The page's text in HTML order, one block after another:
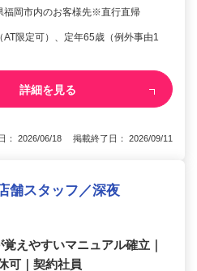
福岡市内のお客様先※直行直帰
限定可）、定年65歳（例外事由1
詳細を見る
： 2026/06/18 掲載終了日： 2026/09/11
舗スタッフ／深夜
えやすいマニュアル確立｜
可｜契約社員